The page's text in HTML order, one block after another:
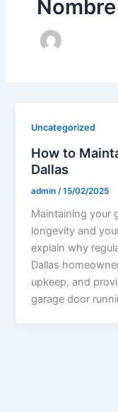
Uncategorized
How to
Dallas
admin /15/02/2025
Maintaining your
longevity and
explain why
Dallas
upkeep, and
garage door